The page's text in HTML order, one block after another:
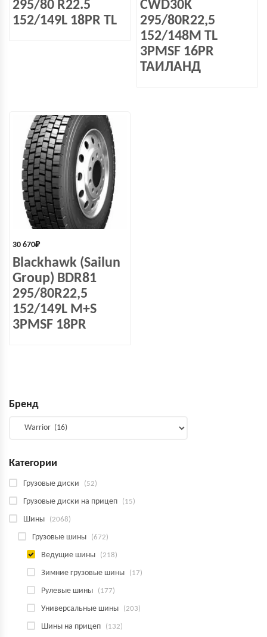
295/80 R22.5
152/149L 18PR TL
CWD30K
295/80R22,5
152/148M TL
3PMSF 16PR
ТАИЛАНД
30 670₽
Blackhawk (Sailun
Group) BDR81
295/80R22,5
152/149L M+S
3PMSF 18PR
Бренд
Категории
Грузовые диски (52)
Грузовые диски на прицеп (15)
Шины (2068)
Грузовые шины (672)
Ведущие шины (218)
Зимние грузовые шины (17)
Рулевые шины (177)
Универсальные шины (203)
Шины на прицеп (132)